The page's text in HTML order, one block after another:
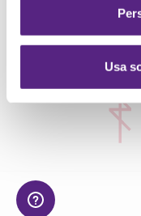
Usa
diz.